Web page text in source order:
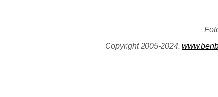
Copyright 2005-2024.